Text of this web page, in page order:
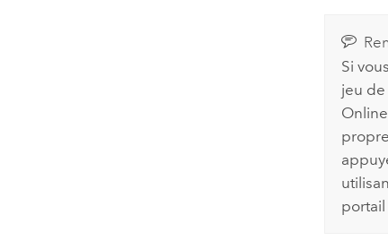
Si
jeu
Online